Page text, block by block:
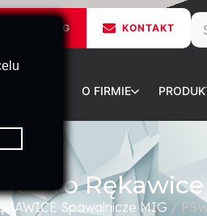
KATALOG KONTAKT
GŁÓWNA O FIRMIE
Pro
Spawalnicze MIG /